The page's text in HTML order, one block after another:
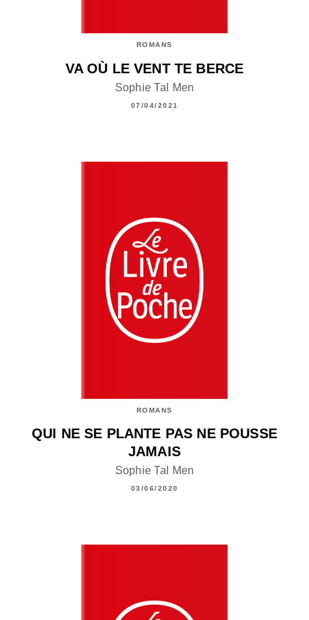
ROMANS
VA OÙ LE VENT TE BERCE
Sophie Tal Men
07/04/2021
ROMANS
QUI NE SE PLANTE PAS NE POUSSE
JAMAIS
Sophie Tal Men
03/06/2020